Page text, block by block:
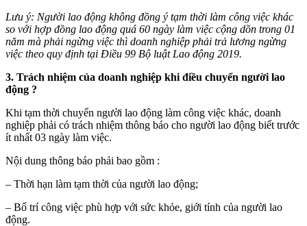
Lưu ý: Người lao động không đồng ý tạm thời làm công việc khác
so với hợp đồng lao động quá 60 ngày làm việc cộng dồn trong 01
năm mà phải ngừng việc thì doanh nghiệp phải trả lương ngừng
việc theo quy định tại Điều 99 Bộ luật Lao động 2019.
3. Trách nhiệm của doanh nghiệp khi điều chuyển người lao
động ?
Khi tạm thời chuyển người lao động làm công việc khác, doanh
nghiệp phải có trách nhiệm thông báo cho người lao động biết trước
ít nhất 03 ngày làm việc.
Nội dung thông báo phải bao gồm :
– Thời hạn làm tạm thời của người lao động;
– Bố trí công việc phù hợp với sức khỏe, giới tính của người lao
động.